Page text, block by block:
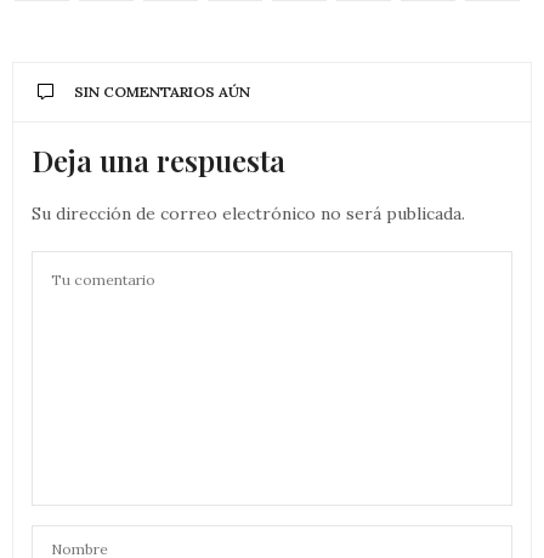
SIN COMENTARIOS AÚN
Deja una respuesta
Su dirección de correo electrónico no será publicada.